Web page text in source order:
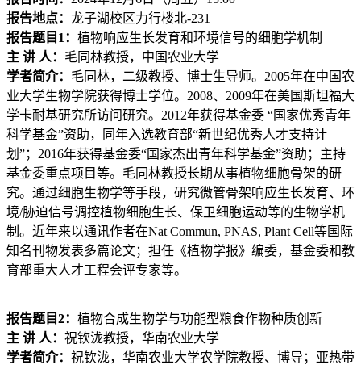
报告地点： 龙子湖校区力行楼北-231
报告题目 1 ： 植物响应生长发育和环境信号的细胞学机制
主 讲 人： 毛同林教授，中国农业大学
学者简介： 毛同林，二级教授、博士生导师。2005年在中国农
业大学生物学院获得博士学位。2008、2009年在美国斯坦福大
学卡耐基研究所访问研究。2012年获得基金委 “国家优秀青年
科学基金”资助，同年入选教育部“新世纪优秀人才支持计
划”；2016年获得基金委“国家杰出青年科学基金”资助；主持
基金委重点项目等。毛同林教授长期从事植物细胞骨架的研
究。通过细胞生物学等手段，研究微管骨架响应生长发育、环
境/胁迫信号调控植物细胞生长、保卫细胞运动等的生物学机
制。近年来以通讯作者在Nat Commun, PNAS, Plant Cell等国际
知名刊物发表多篇论文；担任《植物学报》编委，基金委和教
育部重大人才工程会评专家等。
报告题目2： 植物合成生物学与功能型粮食作物种质创新
主 讲 人： 祝钦泷教授，华南农业大学
学者简介： 祝钦泷，华南农业大学农学院教授、博导；亚热带